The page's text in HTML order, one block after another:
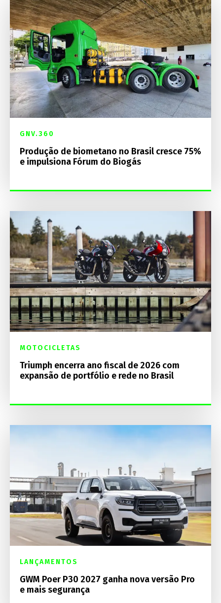
GNV.360
Produção de biometano no Brasil cresce 75%
e impulsiona Fórum do Biogás
MOTOCICLETAS
Triumph encerra ano fiscal de 2026 com
expansão de portfólio e rede no Brasil
LANÇAMENTOS
GWM Poer P30 2027 ganha nova versão Pro
e mais segurança